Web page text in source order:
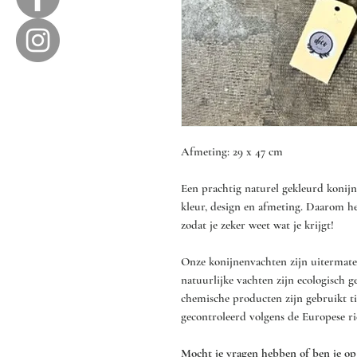
Afmeting: 29 x 47 cm
Een prachtig naturel gekleurd
kleur, design en afmeting. Daarom
zodat je zeker weet wat je krijgt!
Onze konijnenvachten zijn
natuurlijke vachten zijn ecologisch
chemische producten zijn gebruikt
gecontroleerd volgens de Europese
Mocht je vragen hebben of ben je